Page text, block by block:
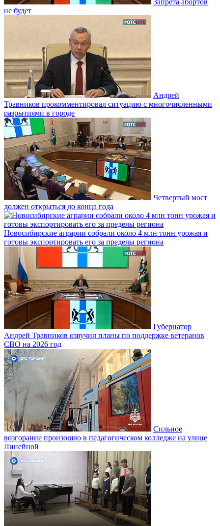
не будет
Андрей
Травников прокомментировал ситуацию с многочисленными
разрытиями в городе
Четвертый мост
должен открыться до конца года
Новосибирские аграрии собрали около 4 млн тонн урожая и
готовы экспортировать его за пределы региона
Губернатор
Андрей Травников озвучил планы по поддержке ветеранов
СВО на 2026 год
Сильное
возгорание произошло в педагогическом колледже на улице
Линейной